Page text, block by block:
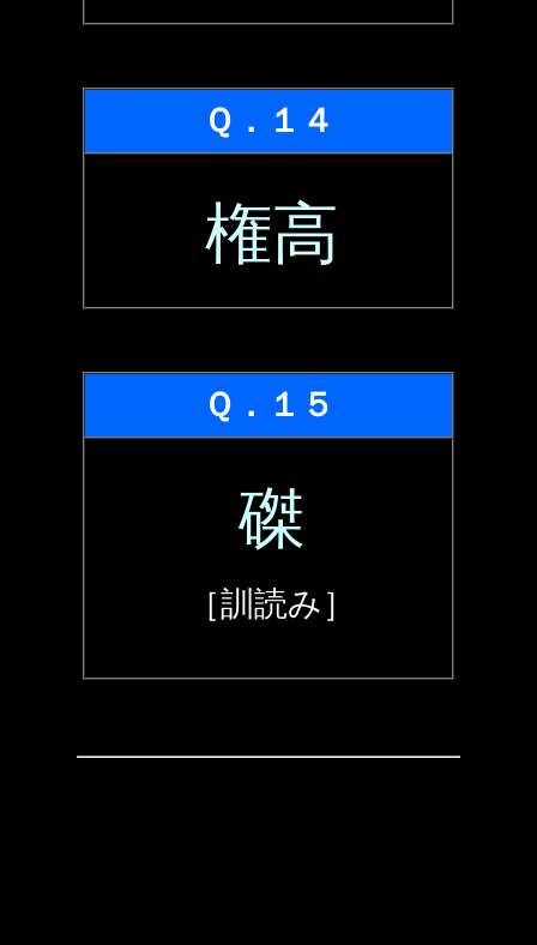
Ｑ．１４
権高
Ｑ．１５
磔
［訓読み］